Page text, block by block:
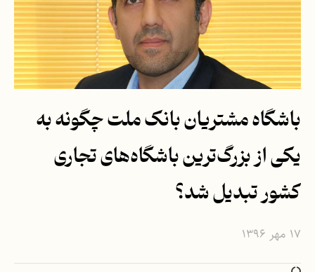
باشگاه مشتریان بانک ملت چگونه به
یکی از بزرگ‌ترین باشگاه‌های تجاری
کشور تبدیل شد؟
۱۷ مهر ۱۳۹۶